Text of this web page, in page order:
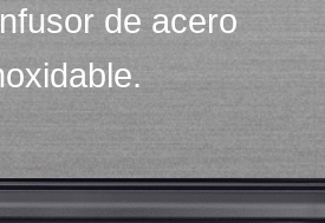
de acero